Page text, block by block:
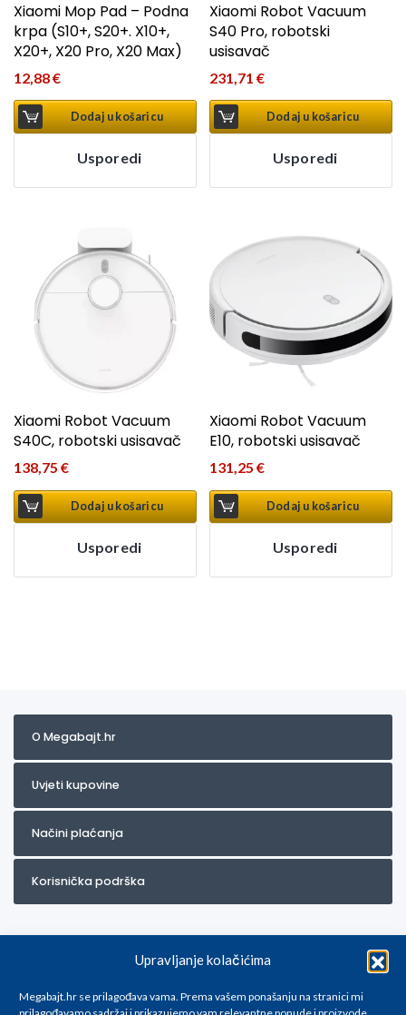
Upravljanje kolačićima
Megabajt.hr se prilagođava vama. Prema vašem ponašanju na stranici mi
Xiaomi Mop Pad – Podna
krpa (S10+, S20+. X10+,
X20+, X20 Pro, X20 Max)
12,88€
Dodaj u košaricu
Usporedi
Xiaomi Robot Vacuum
S40 Pro, robotski
usisavač
231,71€
Dodaj u košaricu
Usporedi
Xiaomi Robot Vacuum
S40C, robotski usisavač
138,75 €
Dodaj u košaricu
Usporedi
Xiaomi Robot Vacuum
E10, robotski usisavač
131,25€
Dodaj u košaricu
Usporedi
O Megabajt.hr
Uvjeti kupovine
Načini plaćanja
Korisnička podrška